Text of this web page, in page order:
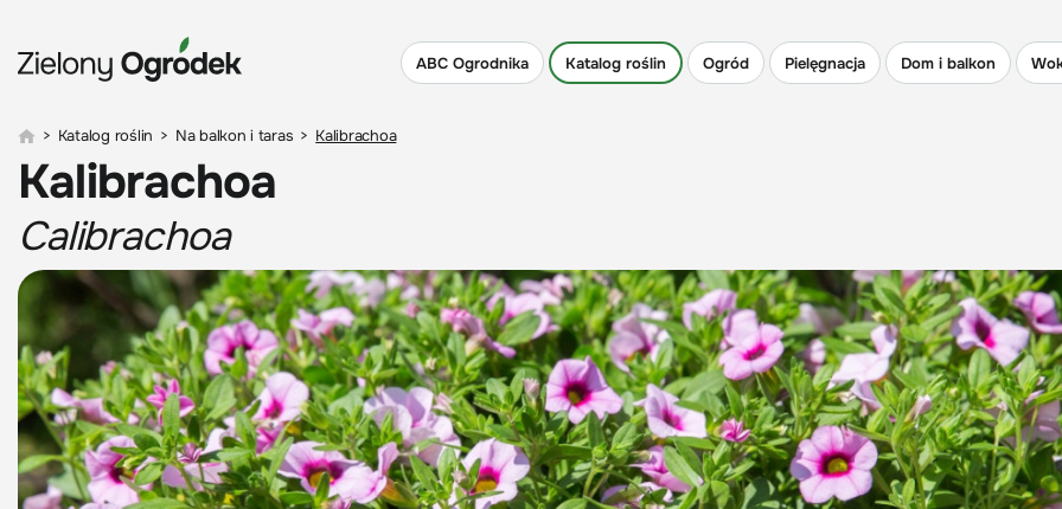
ABC Ogrodnika Katalog roślin Ogród Pielęgnacja Dom i balkon
> Katalog roślin > Na balkon i taras > Kalibrachoa
Kalibrachoa
Calibrachoa